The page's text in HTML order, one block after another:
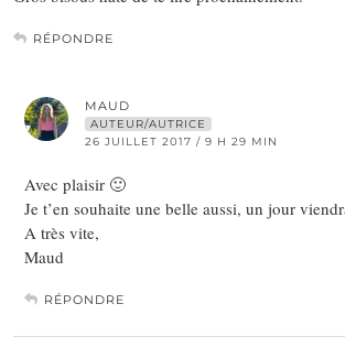
RÉPONDRE
MAUD
AUTEUR/AUTRICE
26 JUILLET 2017 / 9 H 29 MIN
Avec plaisir 🙂
Je t’en souhaite une belle aussi, un jour
A très vite,
Maud
RÉPONDRE